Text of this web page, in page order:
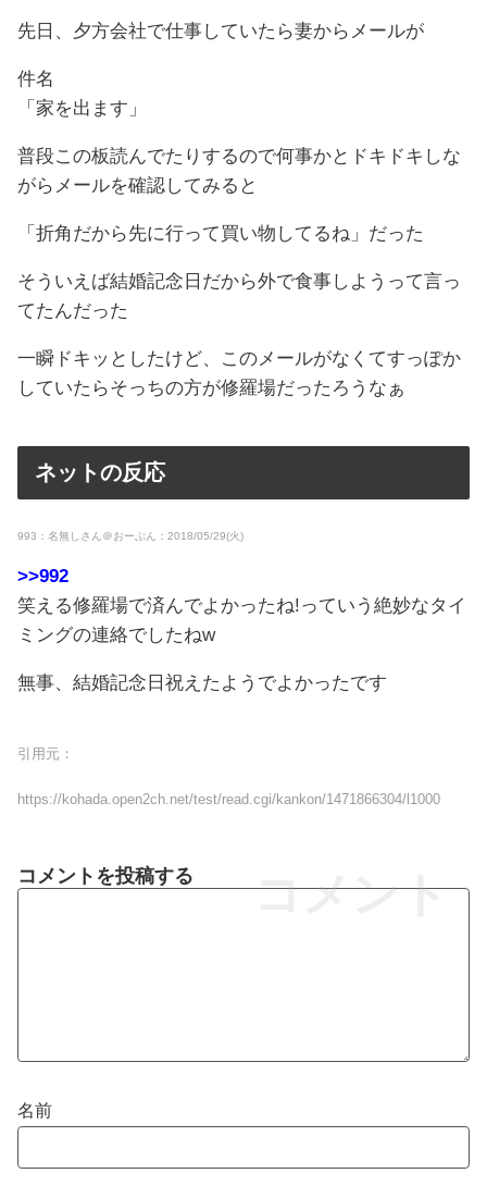
先日、夕方会社で仕事していたら妻からメールが
件名
「家を出ます」
普段この板読んでたりするので何事かとドキドキしな
がらメールを確認してみると
「折角だから先に行って買い物してるね」だった
そういえば結婚記念日だから外で食事しようって言っ
てたんだった
一瞬ドキッとしたけど、このメールがなくてすっぽか
していたらそっちの方が修羅場だったろうなぁ
ネットの反応
993：名無しさん＠おーぷん：2018/05/29(火)
>>992
笑える修羅場で済んでよかったね!っていう絶妙なタイ
ミングの連絡でしたねw
無事、結婚記念日祝えたようでよかったです
引用元：
https://kohada.open2ch.net/test/read.cgi/kankon/1471866304/l1000
コメント
コメントを投稿する
名前